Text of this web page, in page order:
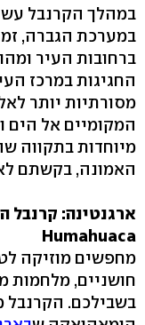
במהלך הקרנבל
במערכת הגברה,
ברחובות העיר
החגיגות במרכז
מסורתיות יותר
המקומיים אל הים
מיוחדות בתקווה
האמונה, בקשתם
ארגנטינה:
Humahuaca
מחפשים מוזיקה
חושניים, מלחמות
בשבילכם. הקרנבל